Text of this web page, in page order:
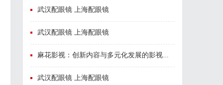
武汉配眼镜 上海配眼镜
武汉配眼镜 上海配眼镜
麻花影视：创新内容与多元化发展的影视新势力
武汉配眼镜 上海配眼镜